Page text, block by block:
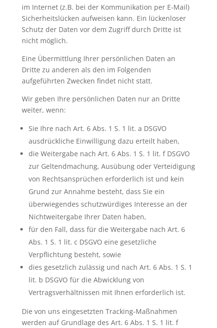
im Internet (z.B. bei der Kommunikation per E-Mail)
Sicherheitslücken aufweisen kann. Ein lückenloser
Schutz der Daten vor dem Zugriff durch Dritte ist
nicht möglich.
Eine Übermittlung Ihrer persönlichen Daten an
Dritte zu anderen als den im Folgenden
aufgeführten Zwecken findet nicht statt.
Wir geben Ihre persönlichen Daten nur an Dritte
weiter, wenn:
Sie Ihre nach Art. 6 Abs. 1 S. 1 lit. a DSGVO
ausdrückliche Einwilligung dazu erteilt haben,
die Weitergabe nach Art. 6 Abs. 1 S. 1 lit. f DSGVO
zur Geltendmachung, Ausübung oder Verteidigung
von Rechtsansprüchen erforderlich ist und kein
Grund zur Annahme besteht, dass Sie ein
überwiegendes schutzwürdiges Interesse an der
Nichtweitergabe Ihrer Daten haben,
für den Fall, dass für die Weitergabe nach Art. 6
Abs. 1 S. 1 lit. c DSGVO eine gesetzliche
Verpflichtung besteht, sowie
dies gesetzlich zulässig und nach Art. 6 Abs. 1 S. 1
lit. b DSGVO für die Abwicklung von
Vertragsverhältnissen mit Ihnen erforderlich ist.
Die von uns eingesetzten Tracking-Maßnahmen
werden auf Grundlage des Art. 6 Abs. 1 S. 1 lit. f